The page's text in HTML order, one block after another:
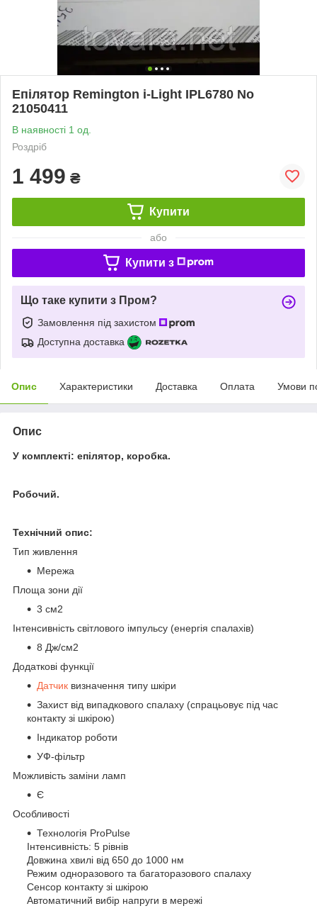
Епілятор Remington i-Light IPL6780 No
21050411
В наявності 1 од.
Роздріб
1 499 ₴
Купити
або
Купити з
Що таке купити з Пром?
Замовлення під захистом
Доступна доставка
Опис Характеристики Доставка Оплата Умови
Опис
У комплекті: епілятор, коробка.
Робочий.
Технічний опис:
Тип живлення
Мережа
Площа зони дії
3 см2
Інтенсивність світлового імпульсу (енергія спалахів)
8 Дж/см2
Додаткові функції
Датчик визначення типу шкіри
Захист від випадкового спалаху (спрацьовує під час
контакту зі шкірою)
Індикатор роботи
УФ-фільтр
Можливість заміни ламп
Є
Особливості
Технологія ProPulse
Інтенсивність: 5 рівнів
Довжина хвилі від 650 до 1000 нм
Режим одноразового та багаторазового спалаху
Сенсор контакту зі шкірою
Автоматичний вибір напруги в мережі